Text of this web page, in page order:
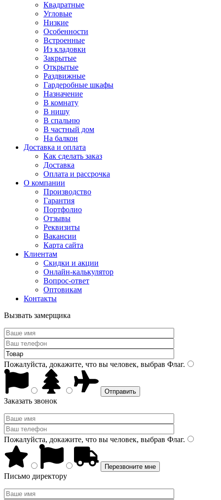
Квадратные
Угловые
Низкие
Особенности
Встроенные
Из кладовки
Закрытые
Открытые
Раздвижные
Гардеробные шкафы
Назначение
В комнату
В нишу
В спальню
В частный дом
На балкон
Доставка и оплата
Как сделать заказ
Доставка
Оплата и рассрочка
О компании
Производство
Гарантия
Портфолио
Отзывы
Реквизиты
Вакансии
Карта сайта
Клиентам
Скидки и акции
Онлайн-калькулятор
Вопрос-ответ
Оптовикам
Контакты
Вызвать замерщика
Пожалуйста, докажите, что вы человек, выбрав Флаг.
Заказать звонок
Пожалуйста, докажите, что вы человек, выбрав Флаг.
Письмо директору